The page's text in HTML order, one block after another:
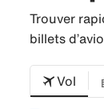
Trouver
billets
Vol